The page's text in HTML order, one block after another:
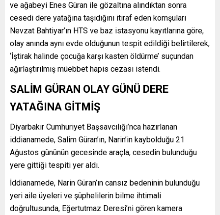
ve ağabeyi Enes Güran ile gözaltına alındıktan sonra
cesedi dere yatağına taşıdığını itiraf eden komşuları
Nevzat Bahtiyar’ın HTS ve baz istasyonu kayıtlarına göre,
olay anında aynı evde olduğunun tespit edildiği belirtilerek,
‘İştirak halinde çocuğa karşı kasten öldürme’ suçundan
ağırlaştırılmış müebbet hapis cezası istendi.
SALİM GÜRAN OLAY GÜNÜ DERE
YATAĞINA GİTMİŞ
Diyarbakır Cumhuriyet Başsavcılığı’nca hazırlanan
iddianamede, Salim Güran’ın, Narin’in kaybolduğu 21
Ağustos gününün gecesinde araçla, cesedin bulunduğu
yere gittiği tespiti yer aldı.
İddianamede, Narin Güran’ın cansız bedeninin bulunduğu
yeri aile üyeleri ve şüphelilerin bilme ihtimali
doğrultusunda, Eğertutmaz Deresi’ni gören kamera